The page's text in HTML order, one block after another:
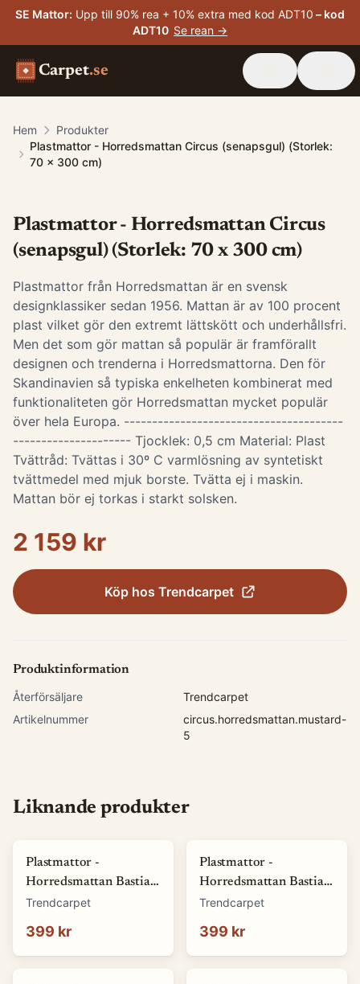
SE Mattor: Upp till 90% rea + 10% extra med kod ADT10 – kod
ADT10 Se rean →
Carpet.se
Hem
Produkter
Plastmattor - Horredsmattan Circus (senapsgul) (Storlek:
70 x 300 cm)
Plastmattor - Horredsmattan Circus
(senapsgul) (Storlek: 70 x 300 cm)
Plastmattor från Horredsmattan är en svensk
designklassiker sedan 1956. Mattan är av 100 procent
plast vilket gör den extremt lättskött och underhållsfri.
Men det som gör mattan så populär är framförallt
designen och trenderna i Horredsmattorna. Den för
Skandinavien så typiska enkelheten kombinerat med
funktionaliteten gör Horredsmattan mycket populär
över hela Europa. ---------------------------------------
--------------------- Tjocklek: 0,5 cm Material: Plast
Tvättråd: Tvättas i 30º C varmlösning av syntetiskt
tvättmedel med mjuk borste. Tvätta ej i maskin.
Mattan bör ej torkas i starkt solsken.
2 159 kr
Köp hos Trendcarpet
Produktinformation
Återförsäljare
Trendcarpet
Artikelnummer
circus.horredsmattan.mustard-
5
Liknande produkter
Plastmattor -
Horredsmattan Bastian
(grön) (Storlek: 70 x 50
Trendcarpet
399 kr
Plastmattor -
Horredsmattan Bastian
(röd) (Storlek: 70 x 50
Trendcarpet
399 kr